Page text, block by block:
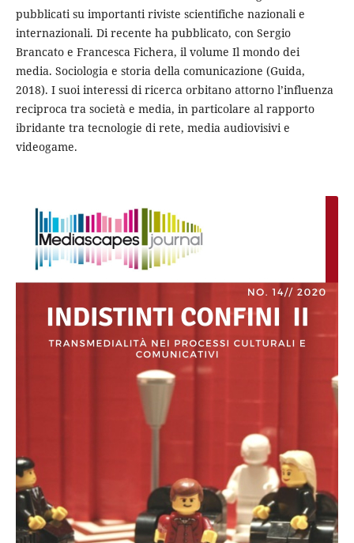
pubblicati su importanti riviste scientifiche nazionali e
internazionali. Di recente ha pubblicato, con Sergio
Brancato e Francesca Fichera, il volume Il mondo dei
media. Sociologia e storia della comunicazione (Guida,
2018). I suoi interessi di ricerca orbitano attorno l’influenza
reciproca tra società e media, in particolare al rapporto
ibridante tra tecnologie di rete, media audiovisivi e
videogame.